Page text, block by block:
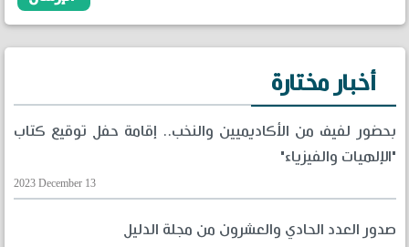
أخبار مختارة
بحضور لفيف من الأكاديميين والنخب.. إقامة حفل توقيع كتاب
"الإلهيات والفيزياء"
2023 December 13
صدور العدد الحادي والعشرون من مجلة الدليل